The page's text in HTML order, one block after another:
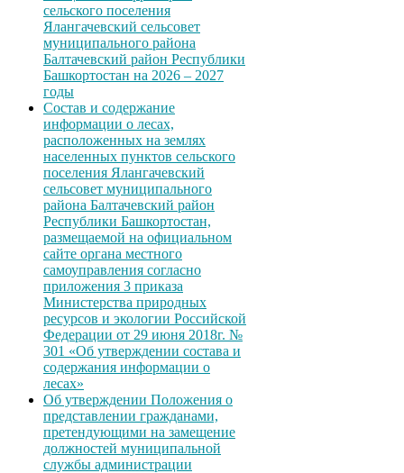
сельского поселения
Ялангачевский сельсовет
муниципального района
Балтачевский район Республики
Башкортостан на 2026 – 2027
годы
Состав и содержание
информации о лесах,
расположенных на землях
населенных пунктов сельского
поселения Ялангачевский
сельсовет муниципального
района Балтачевский район
Республики Башкортостан,
размещаемой на официальном
сайте органа местного
самоуправления согласно
приложения 3 приказа
Министерства природных
ресурсов и экологии Российской
Федерации от 29 июня 2018г. №
301 «Об утверждении состава и
содержания информации о
лесах»
Об утверждении Положения о
представлении гражданами,
претендующими на замещение
должностей муниципальной
службы администрации